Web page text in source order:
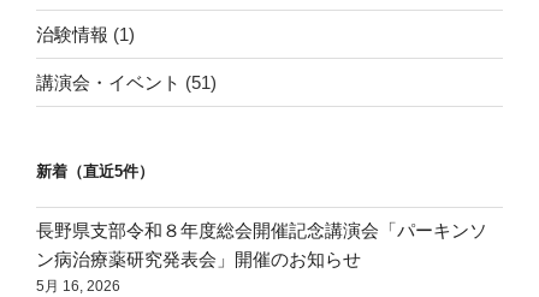
治験情報 (1)
講演会・イベント (51)
新着（直近5件）
長野県支部令和８年度総会開催記念講演会「パーキンソ
ン病治療薬研究発表会」開催のお知らせ
5月 16, 2026